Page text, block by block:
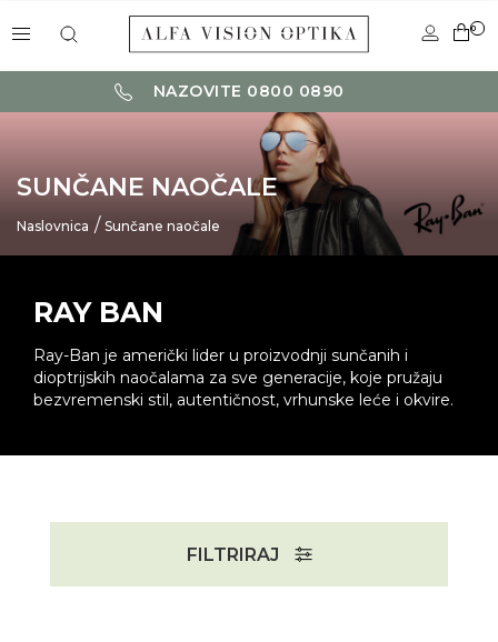
0
NAZOVITE 0800 0890
SUNČANE NAOČALE
Naslovnica Sunčane naočale
RAY BAN
Ray-Ban je američki lider u proizvodnji sunčanih i
dioptrijskih naočalama za sve generacije, koje pružaju
bezvremenski stil, autentičnost, vrhunske leće i okvire.
FILTRIRAJ